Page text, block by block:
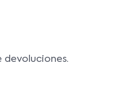
devoluciones.